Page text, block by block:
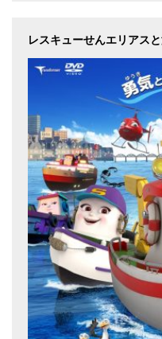
レスキューせんエリアス